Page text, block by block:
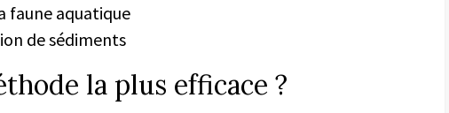
faune aquatique
de sédiments
la plus efficace ?